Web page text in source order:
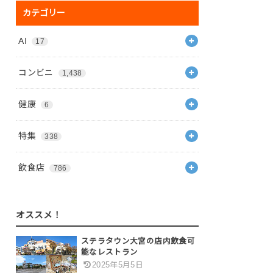
カテゴリー
AI 17
コンビニ 1,438
健康 6
特集 338
飲食店 786
オススメ！
ステラタウン大宮の店内飲食可
能なレストラン
2025年5月5日